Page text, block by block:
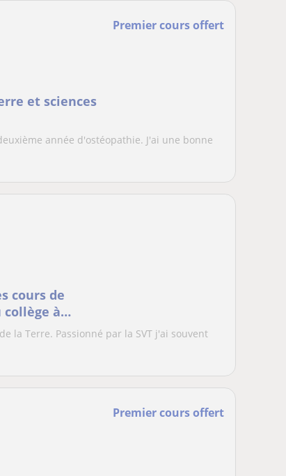
Premier cours offert
et sciences
année d'ostéopathie. J'ai une bonne
cours de
à
la Terre. Passionné par la SVT j'ai souvent
Premier cours offert